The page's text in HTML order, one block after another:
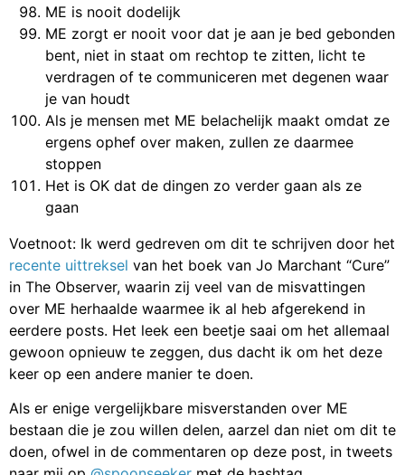
ME is nooit dodelijk
ME zorgt er nooit voor dat je aan je bed gebonden
bent, niet in staat om rechtop te zitten, licht te
verdragen of te communiceren met degenen waar
je van houdt
Als je mensen met ME belachelijk maakt omdat ze
ergens ophef over maken, zullen ze daarmee
stoppen
Het is OK dat de dingen zo verder gaan als ze
gaan
Voetnoot: Ik werd gedreven om dit te schrijven door het
recente uittreksel van het boek van Jo Marchant “Cure”
in The Observer, waarin zij veel van de misvattingen
over ME herhaalde waarmee ik al heb afgerekend in
eerdere posts. Het leek een beetje saai om het allemaal
gewoon opnieuw te zeggen, dus dacht ik om het deze
keer op een andere manier te doen.
Als er enige vergelijkbare misverstanden over ME
bestaan die je zou willen delen, aarzel dan niet om dit te
doen, ofwel in de commentaren op deze post, in tweets